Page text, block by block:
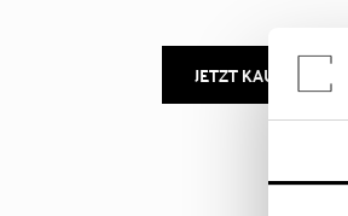
JETZT KAUFEN